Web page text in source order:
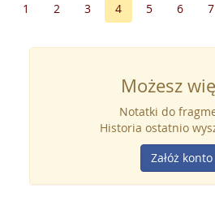
1 2 3 4 5 6 7
Możesz
Notatki do
Historia ostatnio
Załóż konto